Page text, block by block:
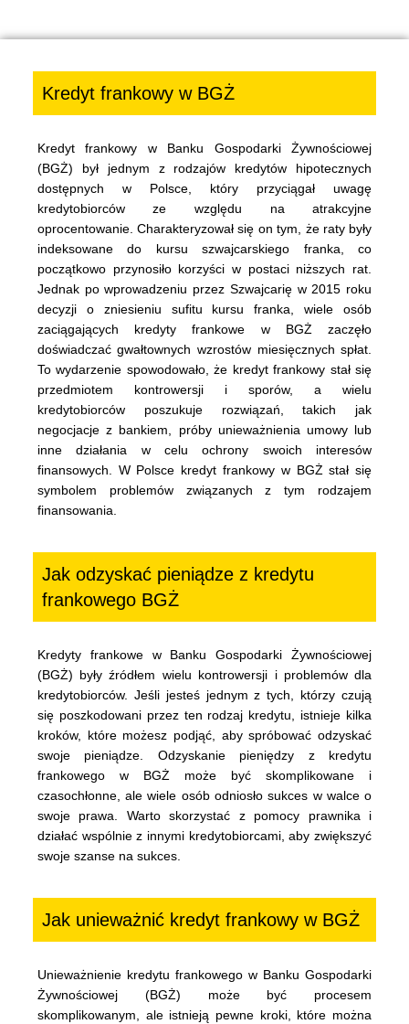
Kredyt frankowy w BGŻ
Kredyt frankowy w Banku Gospodarki Żywnościowej
(BGŻ) był jednym z rodzajów kredytów hipotecznych
dostępnych w Polsce, który przyciągał uwagę
kredytobiorców ze względu na atrakcyjne
oprocentowanie. Charakteryzował się on tym, że raty były
indeksowane do kursu szwajcarskiego franka, co
początkowo przynosiło korzyści w postaci niższych rat.
Jednak po wprowadzeniu przez Szwajcarię w 2015 roku
decyzji o zniesieniu sufitu kursu franka, wiele osób
zaciągających kredyty frankowe w BGŻ zaczęło
doświadczać gwałtownych wzrostów miesięcznych spłat.
To wydarzenie spowodowało, że kredyt frankowy stał się
przedmiotem kontrowersji i sporów, a wielu
kredytobiorców poszukuje rozwiązań, takich jak
negocjacje z bankiem, próby unieważnienia umowy lub
inne działania w celu ochrony swoich interesów
finansowych. W Polsce kredyt frankowy w BGŻ stał się
symbolem problemów związanych z tym rodzajem
finansowania.
Jak odzyskać pieniądze z kredytu
frankowego BGŻ
Kredyty frankowe w Banku Gospodarki Żywnościowej
(BGŻ) były źródłem wielu kontrowersji i problemów dla
kredytobiorców. Jeśli jesteś jednym z tych, którzy czują
się poszkodowani przez ten rodzaj kredytu, istnieje kilka
kroków, które możesz podjąć, aby spróbować odzyskać
swoje pieniądze. Odzyskanie pieniędzy z kredytu
frankowego w BGŻ może być skomplikowane i
czasochłonne, ale wiele osób odniosło sukces w walce o
swoje prawa. Warto skorzystać z pomocy prawnika i
działać wspólnie z innymi kredytobiorcami, aby zwiększyć
swoje szanse na sukces.
Jak unieważnić kredyt frankowy w BGŻ
Unieważnienie kredytu frankowego w Banku Gospodarki
Żywnościowej (BGŻ) może być procesem
skomplikowanym, ale istnieją pewne kroki, które można